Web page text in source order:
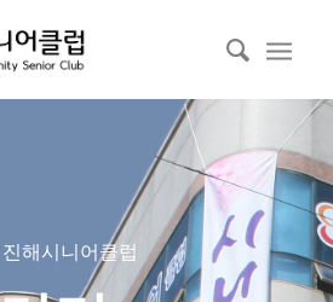
해시니어클럽